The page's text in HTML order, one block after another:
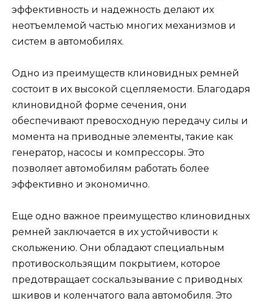
эффективность и надежность делают их
неотъемлемой частью многих механизмов и
систем в автомобилях.
Одно из преимуществ клиновидных ремней
состоит в их высокой сцепляемости. Благодаря
клиновидной форме сечения, они
обеспечивают превосходную передачу силы и
момента на приводные элементы, такие как
генератор, насосы и компрессоры. Это
позволяет автомобилям работать более
эффективно и экономично.
Еще одно важное преимущество клиновидных
ремней заключается в их устойчивости к
скольжению. Они обладают специальным
противоскользящим покрытием, которое
предотвращает соскальзывание с приводных
шкивов и коленчатого вала автомобиля. Это